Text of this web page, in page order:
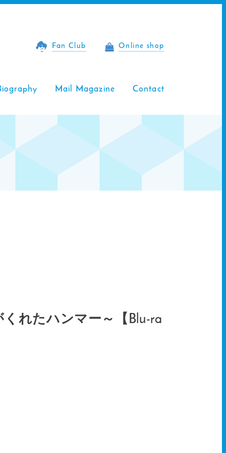
Fan Club Online shop
Mail Magazine Contact
くれたハンマー～【Blu-ra